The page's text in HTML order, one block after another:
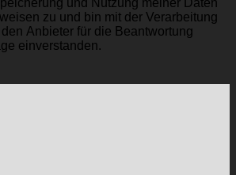
und Nutzung meiner Daten
zu und bin mit der Verarbeitung
Anbieter für die Beantwortung
einverstanden.